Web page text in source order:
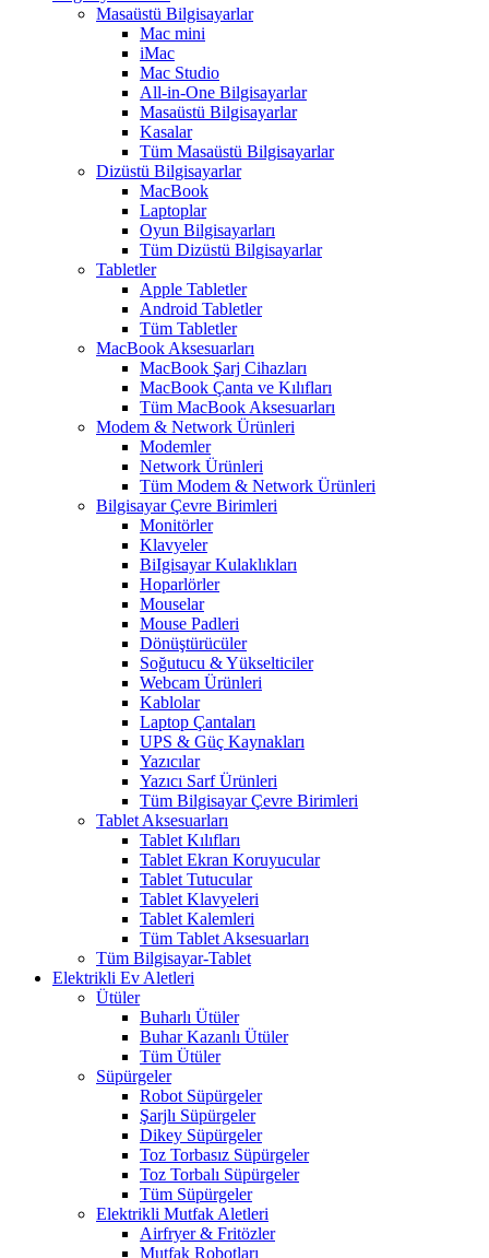
Masaüstü Bilgisayarlar
Mac mini
iMac
Mac Studio
All-in-One Bilgisayarlar
Masaüstü Bilgisayarlar
Kasalar
Tüm Masaüstü Bilgisayarlar
Dizüstü Bilgisayarlar
MacBook
Laptoplar
Oyun Bilgisayarları
Tüm Dizüstü Bilgisayarlar
Tabletler
Apple Tabletler
Android Tabletler
Tüm Tabletler
MacBook Aksesuarları
MacBook Şarj Cihazları
MacBook Çanta ve Kılıfları
Tüm MacBook Aksesuarları
Modem & Network Ürünleri
Modemler
Network Ürünleri
Tüm Modem & Network Ürünleri
Bilgisayar Çevre Birimleri
Monitörler
Klavyeler
BiIgisayar Kulaklıkları
Hoparlörler
Mouselar
Mouse Padleri
Dönüştürücüler
Soğutucu & Yükselticiler
Webcam Ürünleri
Kablolar
Laptop Çantaları
UPS & Güç Kaynakları
Yazıcılar
Yazıcı Sarf Ürünleri
Tüm Bilgisayar Çevre Birimleri
Tablet Aksesuarları
Tablet Kılıfları
Tablet Ekran Koruyucular
Tablet Tutucular
Tablet Klavyeleri
Tablet Kalemleri
Tüm Tablet Aksesuarları
Tüm Bilgisayar-Tablet
Elektrikli Ev Aletleri
Ütüler
Buharlı Ütüler
Buhar Kazanlı Ütüler
Tüm Ütüler
Süpürgeler
Robot Süpürgeler
Şarjlı Süpürgeler
Dikey Süpürgeler
Toz Torbasız Süpürgeler
Toz Torbalı Süpürgeler
Tüm Süpürgeler
Elektrikli Mutfak Aletleri
Airfryer & Fritözler
Mutfak Robotları